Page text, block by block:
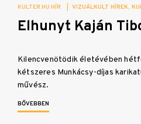
KULTER.HU HÍR VIZUÁLKULT HÍREK
Elhunyt Kaján
Kilencvenötödik életévében
kétszeres Munkácsy-díjas
művész.
BŐVEBBEN